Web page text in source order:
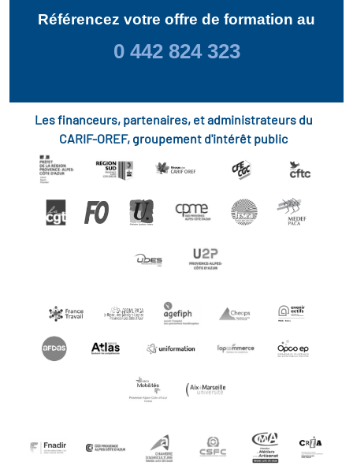
Référencez votre offre de formation au
0 442 824 323
Les financeurs, partenaires, et administrateurs du
CARIF-OREF, groupement d'intérêt public